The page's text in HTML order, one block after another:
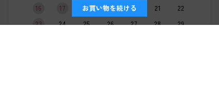
16
17 18 19 20 21
22
23
24 25 26 27 28
29
お買い物を続ける